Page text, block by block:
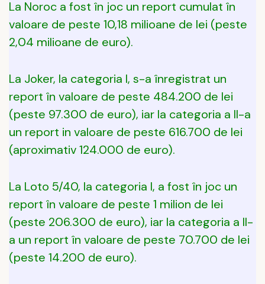
La Noroc a fost în joc un report cumulat în
valoare de peste 10,18 milioane de lei (peste
2,04 milioane de euro).
La Joker, la categoria I, s-a înregistrat un
report în valoare de peste 484.200 de lei
(peste 97.300 de euro), iar la categoria a II-a
un report in valoare de peste 616.700 de lei
(aproximativ 124.000 de euro).
La Loto 5/40, la categoria I, a fost în joc un
report în valoare de peste 1 milion de lei
(peste 206.300 de euro), iar la categoria a II-
a un report în valoare de peste 70.700 de lei
(peste 14.200 de euro).